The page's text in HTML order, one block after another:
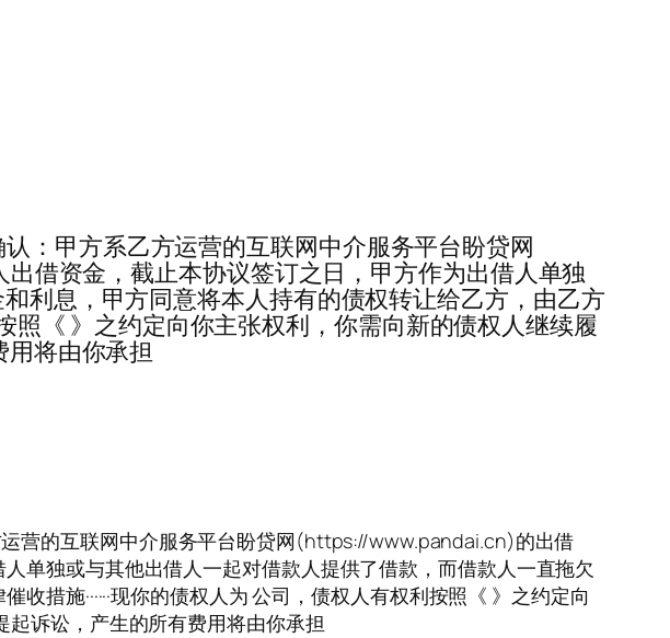
确认：甲方系乙方运营的互联网中介服务平台盼贷网
借资金，截止本协议签订之日，甲方作为出借人单独
利息，甲方同意将本人持有的债权转让给乙方，由乙方
照《 》之约定向你主张权利，你需向新的债权人继续履
将由你承担
方运营的互联网中介服务平台盼贷网(https://www.pandai.cn)的出借
单独或与其他出借人一起对借款人提供了借款，而借款人一直拖欠
措施······现你的债权人为 公司，债权人有权利按照《 》之约定向
诉讼，产生的所有费用将由你承担